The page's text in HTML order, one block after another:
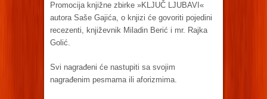
Promocija knjižne zbirke »KLJUČ LJUBAVI«
autora Saše Gajića, o knjizi će govoriti pojedini
recezenti, književnik Miladin Berić i mr. Rajka
Golić.
Svi nagrađeni će nastupiti sa svojim
nagrađenim pesmama ili aforizmima.